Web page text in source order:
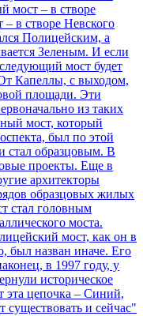
мост – в створе
в створе Невского
Полицейским, а
Зеленым. И если
мост будет
Капеллы, с выходом,
площади. Эти
из таких
мост, который
был по этой
стал образцовым. В
проекты. Еще в
архитекторы
образцовых жилых
стал головным
моста.
мост, как он в
был назван иначе. Его
в 1997 году, у
историческое
эта цепочка – Синий,
и сейчас"